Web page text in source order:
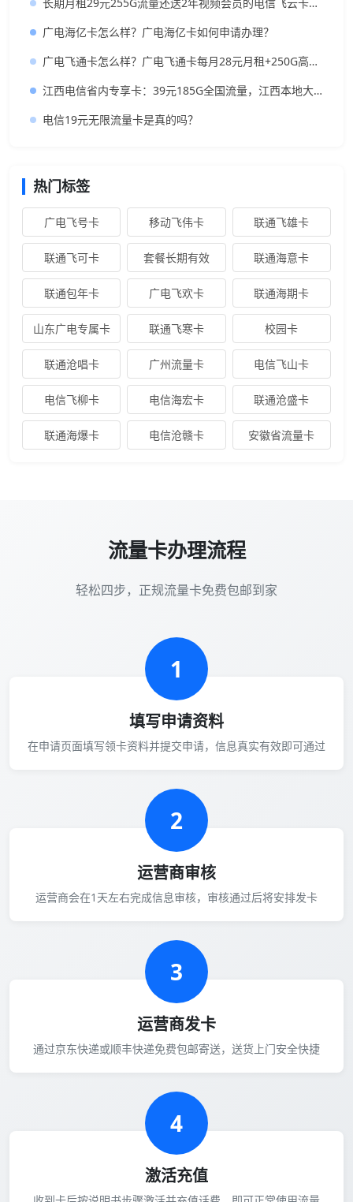
广电海亿卡怎么样？广电海亿卡如何申请办理？
广电飞通卡怎么样？广电飞通卡每月28元月租+250G高速流量+200分钟
江西电信省内专享卡：39元185G全国流量，江西本地大流量卡
电信19元无限流量卡是真的吗？
热门标签
广电飞号卡 移动飞伟卡 联通飞雄卡
联通飞可卡 套餐长期有效 联通海意卡
联通包年卡 广电飞欢卡 联通海期卡
山东广电专属卡 联通飞寒卡 校园卡
联通沧唱卡 广州流量卡 电信飞山卡
电信飞柳卡 电信海宏卡 联通沧盛卡
联通海爆卡 电信沧赣卡 安徽省流量卡
流量卡办理流程
轻松四步，正规流量卡免费包邮到家
1
填写申请资料
在申请页面填写领卡资料并提交申请，信息真实有效即可通过
2
运营商审核
运营商会在1天左右完成信息审核，审核通过后将安排发卡
3
运营商发卡
通过京东快递或顺丰快递免费包邮寄送，送货上门安全快捷
4
激活充值